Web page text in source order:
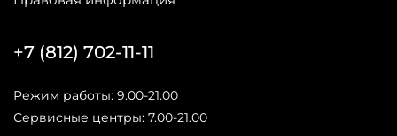
+7 (812) 702-11-11
Режим работы: 9.00-21.00
Сервисные центры: 7.00-21.00